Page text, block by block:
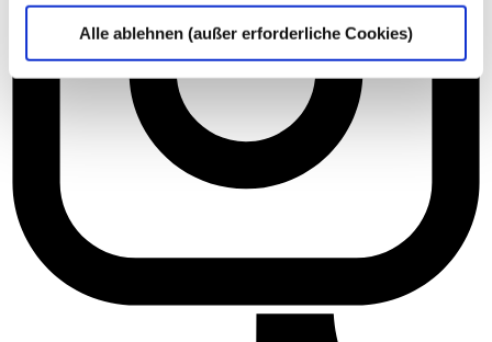
Alle ablehnen (außer erforderliche Cookies)